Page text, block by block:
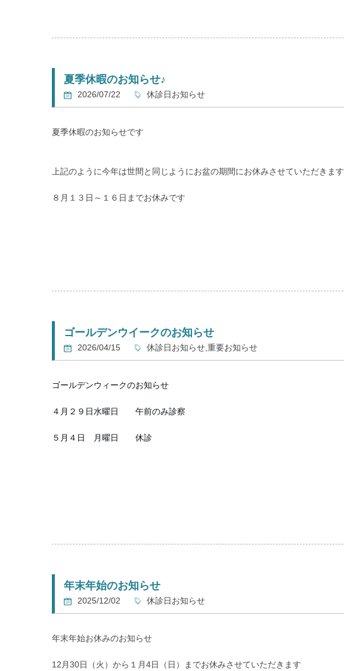
是非ご来院ください
夏季休暇のお知らせ♪
2026/07/22 休診日お知らせ
夏季休暇のお知らせです
上記のように今年は世間と同じようにお盆の期間にお休みさせていただきます
８月１３日～１６日までお休みです
ゴールデンウイークのお知らせ
2026/04/15 休診日お知らせ,重要お知らせ
ゴールデンウィークのお知らせ
４月２９日水曜日　　午前のみ診察
５月４日　月曜日　　休診
5日の火曜日は受付スタッフも鍼灸師も休ませて院長が1人で営業します
祝日は4日の月曜日だけ完全に休診しますが
年末年始のお知らせ
2025/12/02 休診日お知らせ
年末年始お休みのお知らせ
12月30日（火）から１月4日（日）までお休みさせていただきます